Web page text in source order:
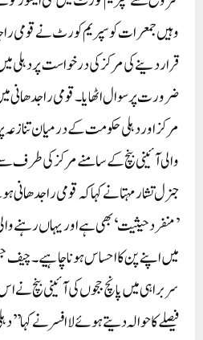
وہیں جمعرات کو سپریم کورٹ نے قومی
قرار دینے کی مرکز کی درخواست پر دہلی
ضرورت پر سوال اٹھایا۔ قومی
مرکز اور دہلی حکومت کے درمیان
والی آئینی بنچ کے سامنے مرکز کی طرف
جنرل تشار مہتا نے کہا کہ قومی
’منفرد حیثیت‘ بھی ہے اور یہاں رہنے
میں اپنے پن کا احساس ہونا چاہیے۔چیف
سربراہی میں پانچ ججوں کی آئینی بنچ
فیصلے کا حوالہ دیتے ہوئے لا افسر نے کہا